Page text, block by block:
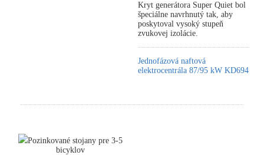
Kryt generátora Super Quiet bol
špeciálne navrhnutý tak, aby
poskytoval vysoký stupeň
zvukovej izolácie.
Jednofázová naftová
elektrocentrála 87/95 kW KD694
Pozinkované stojany pre 3-5
bicyklov